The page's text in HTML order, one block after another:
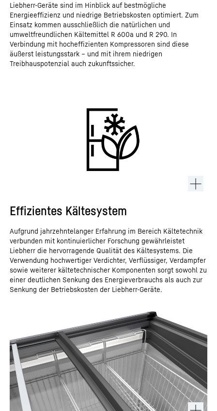
Liebherr-Geräte sind im Hinblick auf bestmögliche
Energieeffizienz und niedrige Betriebskosten optimiert. Zum
Einsatz kommen ausschließlich die natürlichen und
umweltfreundlichen Kältemittel R 600a und R 290. In
Verbindung mit hocheffizienten Kompressoren sind diese
äußerst leistungsstark – und mit ihrem niedrigen
Treibhauspotenzial auch zukunftssicher.
Effizientes Kältesystem
Aufgrund jahrzehntelanger Erfahrung im Bereich Kältetechnik
verbunden mit kontinuierlicher Forschung gewährleistet
Liebherr die hervorragende Qualität des Kältesystems. Die
Verwendung hochwertiger Verdichter, Verflüssiger, Verdampfer
sowie weiterer kältetechnischer Komponenten sorgt sowohl zu
einer deutlichen Senkung des Energieverbrauchs als auch zur
Senkung der Betriebskosten der Liebherr-Geräte.